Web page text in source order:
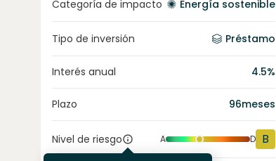
Categoría de impacto Energía sostenible
Tipo de inversión Préstamo
Interés anual 4.5%
Plazo 96meses
Nivel de riesgo A D B